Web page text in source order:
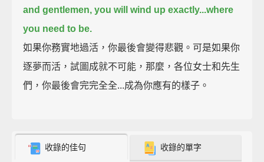
and gentlemen, you will wind up exactly...where
you need to be.
如果你務實地過活，你最後會變得悲觀。可是如果你
逐夢而活，試圖成就不可能，那麼，各位女士和先生
們，你最後會完完全全...成為你應有的樣子。
收錄的佳句 收錄的單字